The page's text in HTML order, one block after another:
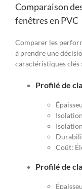
Comparaison
fenêtres en PVC
Comparer les
à prendre une
caractéristiques clés :
Profilé de
Coût:
Profilé de